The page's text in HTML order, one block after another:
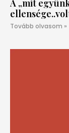
A „mit
Tovább olvasom »